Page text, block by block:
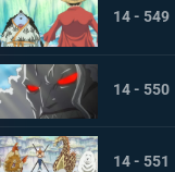
14 - 549
14 - 550
14 - 551